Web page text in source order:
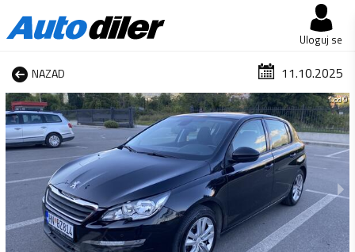
Uloguj se
NAZAD 11.10.2025
1 od 9